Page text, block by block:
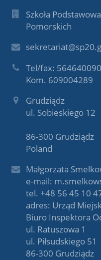
Szkoła
Pomorskich
Tel/fax: 564640090
Kom. 609004289
Grudziądz
ul. Sobieskiego 12
86-300 Grudziądz
Poland
Małgorzata
e-mail:
tel. +48 56 45 10
adres: Urząd
Biuro Inspektora
ul. Ratuszowa 1
ul. Piłsudskiego 51
86-300 Grudziądz